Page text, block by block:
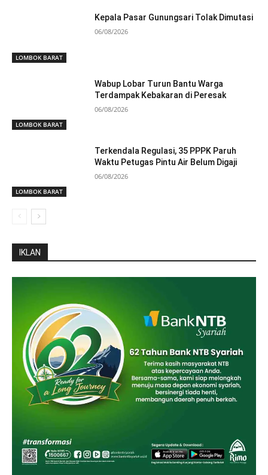
LOMBOK BARAT
Kepala Pasar Gunungsari Tolak Dimutasi
06/08/2026
LOMBOK BARAT
Wabup Lobar Turun Bantu Warga
Terdampak Kebakaran di Peresak
06/08/2026
LOMBOK BARAT
Terkendala Regulasi, 35 PPPK Paruh
Waktu Petugas Pintu Air Belum Digaji
06/08/2026
IKLAN